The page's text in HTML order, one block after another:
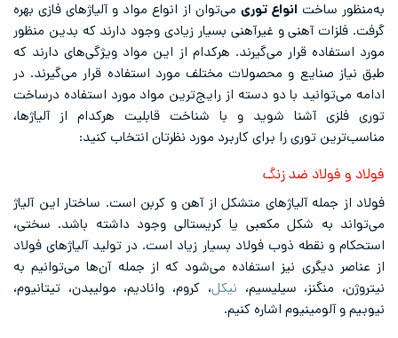
به‌منظور ساخت انواع توری می‌توان از انواع مواد و آلیاژهای فازی بهره
گرفت. فلزات آهنی و غیرآهنی بسیار زیادی وجود دارند که بدین منظور
مورد استفاده قرار می‌گیرند. هرکدام از این مواد ویژگی‌های دارند که
طبق نیاز صنایع و محصولات مختلف مورد استفاده قرار می‌گیرند. در
ادامه می‌توانید با دو دسته از رایج‌ترین مواد مورد استفاده درساخت
توری فلزی آشنا شوید و با شناخت قابلیت هرکدام از آلیاژها،
مناسب‌ترین توری را برای کاربرد مورد نظرتان انتخاب کنید:
فولاد و فولاد ضد زنگ
فولاد از جمله آلیاژهای متشکل از آهن و کربن است. ساختار این آلیاژ
می‌تواند به شکل مکعبی یا کریستالی وجود داشته باشد. سختی،
استحکام و نقطه ذوب فولاد بسیار زیاد است. در تولید آلیاژهای فولاد
از عناصر دیگری نیز استفاده می‌شود که از جمله آن‌ها می‌توانیم به
نیتروژن، منگنز، سیلیسیم، نیکل، کروم، وانادیم، مولیبدن، تیتانیوم،
نیوبیم و آلومینیوم اشاره کنیم.